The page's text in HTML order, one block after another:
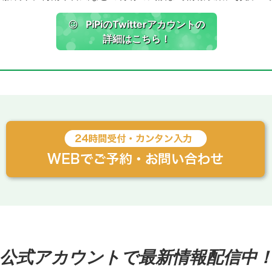
PiPiのTwitterアカウントの
詳細はこちら！
公式アカウントで最新情報配信中